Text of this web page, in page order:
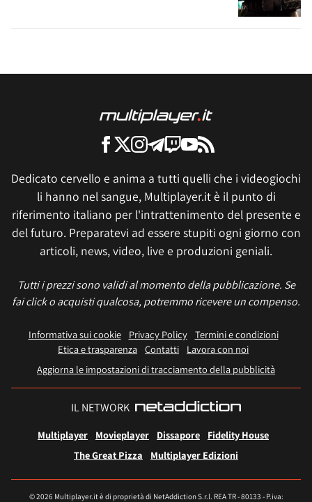
Dedicato cervello e anima a tutti quelli che i videogiochi
li hanno nel sangue, Multiplayer.it è il punto di
riferimento italiano per l'intrattenimento del presente e
del futuro. Preparatevi ad essere stupiti ogni giorno con
articoli, news, video, live e produzioni geniali.
Tutti i prezzi sono validi al momento della pubblicazione. Se
fai click o acquisti qualcosa, potremmo ricevere un compenso.
Informativa sui cookie Privacy Policy
Termini e condizioni
Etica e trasparenza Contatti
Lavora con noi
Aggiorna le impostazioni di tracciamento della pubblicità
IL NETWORK
Multiplayer Movieplayer Dissapore
Fidelity House
The Great Pizza
Multiplayer Edizioni
© 2026 Multiplayer.it è di proprietà di NetAddiction S.r.l. REA TR - 80133 - P.iva: